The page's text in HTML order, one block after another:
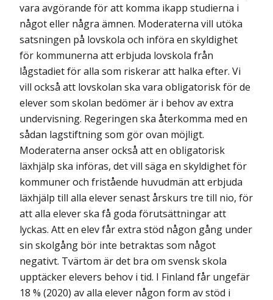
vara avgörande för att komma ikapp studierna i
något eller några ämnen. Moderaterna vill utöka
satsningen på lovskola och införa en skyldighet
för kommunerna att erbjuda lovskola från
lågstadiet för alla som riskerar att halka efter. Vi
vill också att lovskolan ska vara obligatorisk för de
elever som skolan bedömer är i behov av extra
undervisning. Regeringen ska återkomma med en
sådan lagstiftning som gör ovan möjligt.
Moderaterna anser också att en obligatorisk
läxhjälp ska införas, det vill säga en skyldighet för
kommuner och fristående huvudmän att erbjuda
läxhjälp till alla elever senast årskurs tre till nio, för
att alla elever ska få goda förutsättningar att
lyckas. Att en elev får extra stöd någon gång under
sin skolgång bör inte betraktas som något
negativt. Tvärtom är det bra om svensk skola
upptäcker elevers behov i tid. I Finland får ungefär
18 % (2020) av alla elever någon form av stöd i